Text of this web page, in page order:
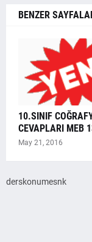
BENZER
10.SINIF
CEVAPLARI MEB
May 21, 2016
derskonumesnk